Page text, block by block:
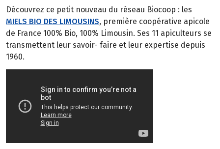
Découvrez ce petit nouveau du réseau Biocoop : les
MIELS BIO DES LIMOUSINS, première coopérative apicole
de France 100% Bio, 100% Limousin. Ses 11 apiculteurs se
transmettent leur savoir- faire et leur expertise depuis
1960.